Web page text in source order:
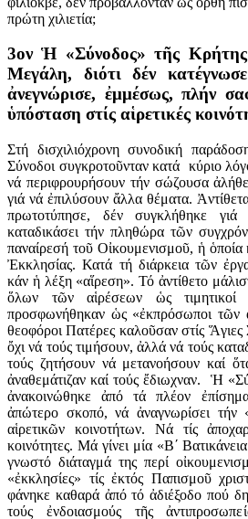
πρώτη χιλιετία;
3ον Ἡ «Σύνοδος» τῆς Κρήτης
Μεγάλη, διότι δέν
ἀνεγνώρισε, ἐμμέσως, πλήν
ὑπόσταση στίς αἱρετικές
Στή δισχιλιόχρονη συνοδική
Σύνοδοι συγκροτοῦνταν κατά κύριο
νά περιφρουρήσουν τήν σώζουσα
γιά νά ἐπιλύσουν ἄλλα θέματα.
πρωτοτύπησε, δέν συγκλήθηκε
καταδικάσει τήν πληθώρα τῶν
παναίρεσή τοῦ Οἰκουμενισμοῦ, ἡ ὁποία
Ἐκκλησίας. Κατά τή διάρκεια τῶν
κάν ἡ λέξη «αἵρεση». Τό ἀντίθετο
ὅλων τῶν αἱρέσεων ὡς τιμητικοί
προσφωνήθηκαν ὡς «ἐκπρόσωποι τῶν
θεοφόροι Πατέρες καλοῦσαν στίς Ἅγιες
ὄχι νά τούς τιμήσουν, ἀλλά νά τούς
τούς ζητήσουν νά μετανοήσουν καί
ἀναθεμάτιζαν καί τούς ἔδιωχναν. Ἡ
ἀνακοινώθηκε ἀπό τά πλέον
ἀπώτερο σκοπό, νά ἀναγνωρίσει τήν
αἱρετικῶν κοινοτήτων. Νά τίς
κοινότητες. Μά γίνει μία «Β΄
γνωστό διάταγμά της περί
«ἐκκλησίες» τίς ἐκτός Παπισμοῦ
φάνηκε καθαρά ἀπό τό ἀδιέξοδο πού
τούς ἐνδοιασμούς τῆς